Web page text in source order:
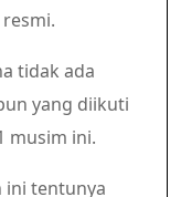
tidak ada
yang diikuti
musim ini.
ini tentunya